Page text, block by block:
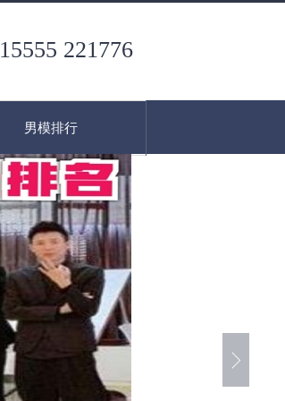
15555 221776
男模排行